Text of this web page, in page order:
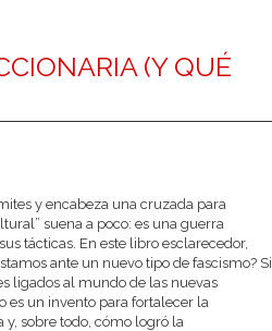
(Y QUÉ
y encabeza una cruzada para
suena a poco: es una guerra
tácticas. En este libro esclarecedor,
ante un nuevo tipo de fascismo? Si
ligados al mundo de las nuevas
es un invento para fortalecer la
sobre todo, cómo logró la